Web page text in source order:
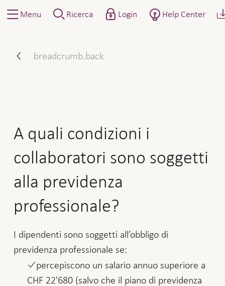
Menu Ricerca Login Help Center
breadcrumb.back
A quali condizioni i
collaboratori sono soggetti
alla previdenza
professionale?
I dipendenti sono soggetti all’obbligo di
previdenza professionale se:
percepiscono un salario annuo superiore a
CHF 22'680 (salvo che il piano di previdenza